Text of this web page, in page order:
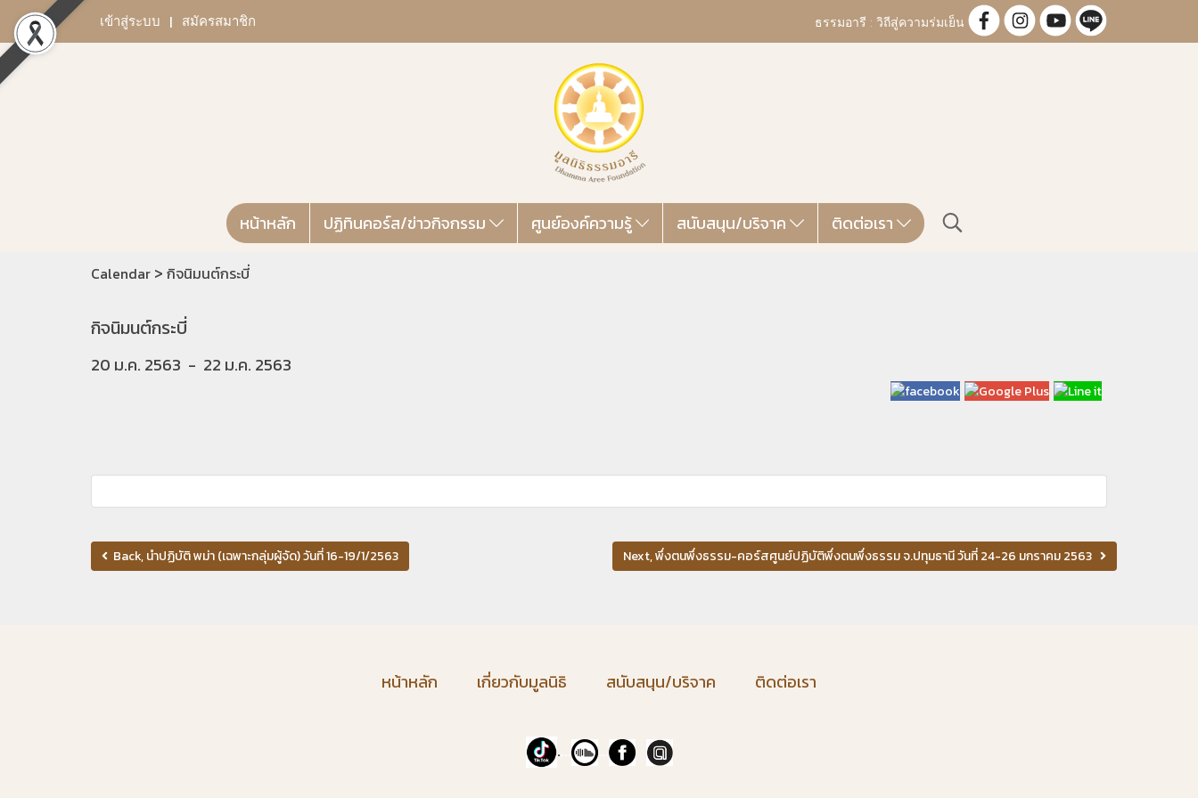
เข้าสู่ระบบ สมัครสมาชิก ธรรมอารี : วิถีสู่ความร่มเย็น
หน้าหลัก ปฏิทินคอร์ส/ข่าวกิจกรรม ศูนย์องค์ความรู้ สนับสนุน/บริจาค ติดต่อเรา
Calendar > กิจนิมนต์กระบี่
กิจนิมนต์กระบี่
20 ม.ค. 2563 - 22 ม.ค. 2563
Back, นำปฏิบัติ พม่า (เฉพาะกลุ่มผู้จัด) วันที่ 16-19/1/2563 Next, พึ่งตนพึ่งธรรม-คอร์สศูนย์ปฏิบัติพึ่งตนพึ่งธรรม จ.ปทุมธานี วันที่ 24-26 มกราคม 2563
หน้าหลัก เกี่ยวกับมูลนิธิ สนับสนุน/บริจาค ติดต่อเรา
. ...